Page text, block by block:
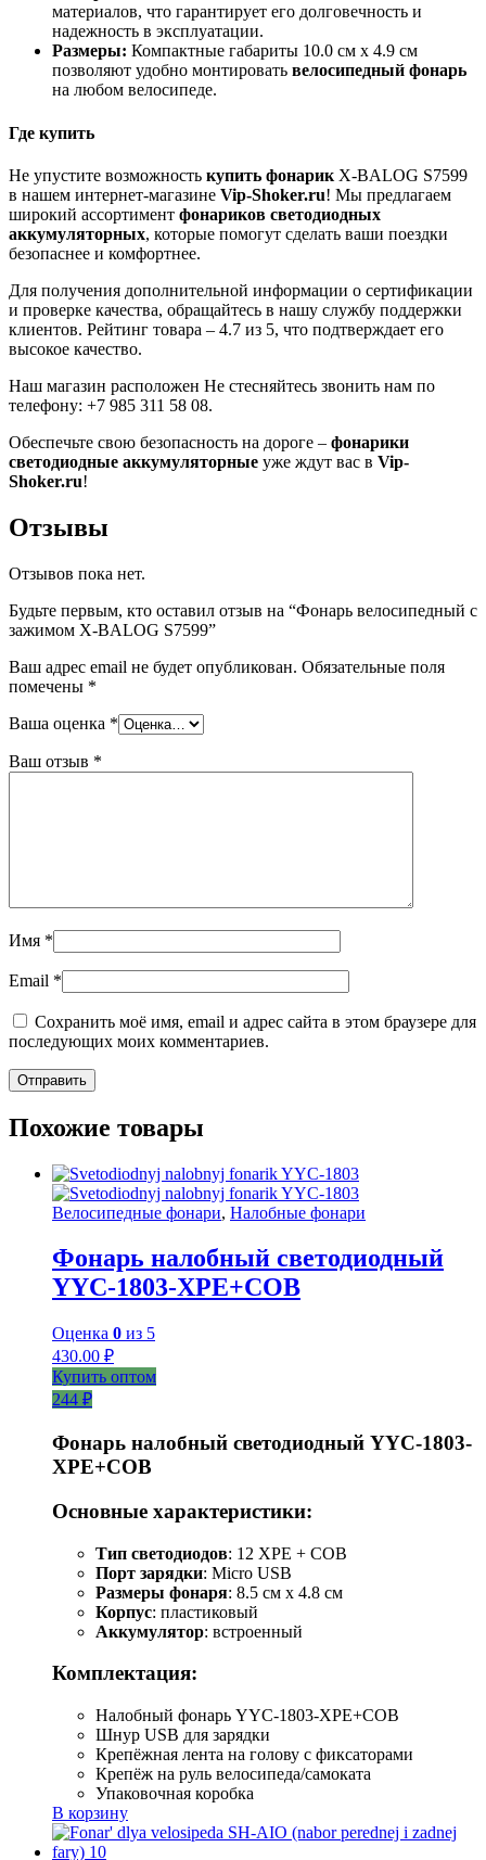
материалов, что гарантирует его долговечность и
надежность в эксплуатации.
Размеры: Компактные габариты 10.0 см х 4.9 см
позволяют удобно монтировать велосипедный фонарь
на любом велосипеде.
Где купить
Не упустите возможность купить фонарик X-BALOG S7599
в нашем интернет-магазине Vip-Shoker.ru! Мы предлагаем
широкий ассортимент фонариков светодиодных
аккумуляторных, которые помогут сделать ваши поездки
безопаснее и комфортнее.
Для получения дополнительной информации о сертификации
и проверке качества, обращайтесь в нашу службу поддержки
клиентов. Рейтинг товара – 4.7 из 5, что подтверждает его
высокое качество.
Наш магазин расположен Не стесняйтесь звонить нам по
телефону: +7 985 311 58 08.
Обеспечьте свою безопасность на дороге – фонарики
светодиодные аккумуляторные уже ждут вас в Vip-
Shoker.ru!
Отзывы
Отзывов пока нет.
Будьте первым, кто оставил отзыв на “Фонарь велосипедный с
зажимом X-BALOG S7599”
Ваш адрес email не будет опубликован. Обязательные поля
помечены *
Ваша оценка *
Ваш отзыв *
Имя *
Email *
Сохранить моё имя, email и адрес сайта в этом браузере для
последующих моих комментариев.
Похожие товары
Велосипедные фонари, Налобные фонари
Фонарь налобный светодиодный
YYC-1803-XPE+COB
Оценка 0 из 5
430.00 ₽
Купить оптом
244 ₽
Фонарь налобный светодиодный YYC-1803-
XPE+COB
Основные характеристики:
Тип светодиодов: 12 XPE + COB
Порт зарядки: Micro USB
Размеры фонаря: 8.5 см х 4.8 см
Корпус: пластиковый
Аккумулятор: встроенный
Комплектация:
Налобный фонарь YYC-1803-XPE+COB
Шнур USB для зарядки
Крепёжная лента на голову с фиксаторами
Крепёж на руль велосипеда/самоката
Упаковочная коробка
В корзину